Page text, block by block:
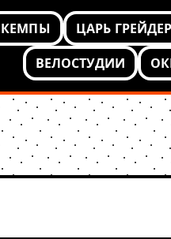
КЕМПЫ ЦАРЬ ГРЕЙДЕР
ВЕЛОСТУДИИ